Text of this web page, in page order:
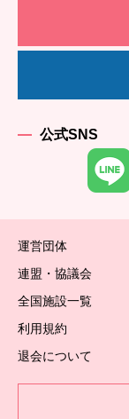
公式SNS
運営団体
連盟・協議会
全国施設一覧
利用規約
退会について